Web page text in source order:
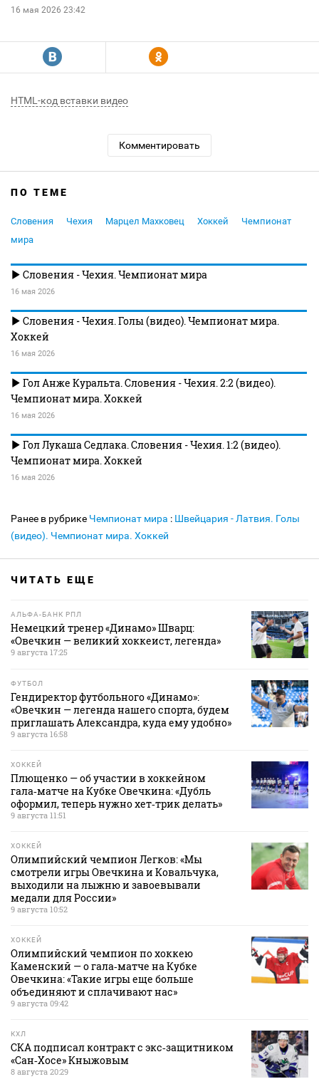
16 мая 2026 23:42
R Y
HTML-код вставки видео
Комментировать
ПО ТЕМЕ
Словения Чехия Марцел Махковец Хоккей
Чемпионат
мира
Словения - Чехия. Чемпионат мира
16 мая 2026
Словения - Чехия. Голы (видео). Чемпионат мира.
Хоккей
16 мая 2026
Гол Анже Куральта. Словения - Чехия. 2:2 (видео).
Чемпионат мира. Хоккей
16 мая 2026
Гол Лукаша Седлака. Словения - Чехия. 1:2 (видео).
Чемпионат мира. Хоккей
16 мая 2026
Ранее в рубрике Чемпионат мира : Швейцария - Латвия. Голы
(видео). Чемпионат мира. Хоккей
ЧИТАТЬ ЕЩЕ
АЛЬФА-БАНК РПЛ
Немецкий тренер «Динамо» Шварц:
«Овечкин — великий хоккеист, легенда»
9 августа 17:25
ФУТБОЛ
Гендиректор футбольного «Динамо»:
«Овечкин — легенда нашего спорта, будем
приглашать Александра, куда ему удобно»
9 августа 16:58
ХОККЕЙ
Плющенко — об участии в хоккейном
гала‑матче на Кубке Овечкина: «Дубль
оформил, теперь нужно хет‑трик делать»
9 августа 11:51
ХОККЕЙ
Олимпийский чемпион Легков: «Мы
смотрели игры Овечкина и Ковальчука,
выходили на лыжню и завоевывали
медали для России»
9 августа 10:52
ХОККЕЙ
Олимпийский чемпион по хоккею
Каменский — о гала‑матче на Кубке
Овечкина: «Такие игры еще больше
объединяют и сплачивают нас»
9 августа 09:42
КХЛ
СКА подписал контракт с экс‑защитником
«Сан‑Хосе» Кныжовым
8 августа 20:29